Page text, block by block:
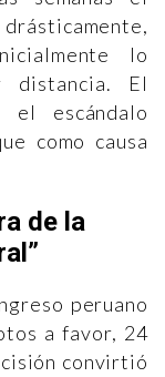
lo
distancia. El
escándalo
como causa
de la
peruano
a favor, 24
convirtió